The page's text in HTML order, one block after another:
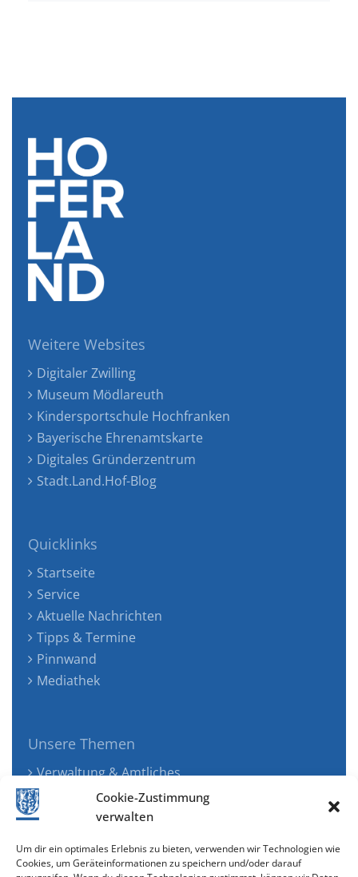
Cookie-Zustimmung
verwalten
Um dir ein optimales Erlebnis zu bieten, verwenden wir Technologien wie
Cookies, um Geräteinformationen zu speichern und/oder darauf
Weitere Websites
Digitaler Zwilling
Museum Mödlareuth
Kindersportschule Hochfranken
Bayerische Ehrenamtskarte
Digitales Gründerzentrum
Stadt.Land.Hof-Blog
Quicklinks
Startseite
Service
Aktuelle Nachrichten
Tipps & Termine
Pinnwand
Mediathek
Unsere Themen
Verwaltung & Amtliches
Jugend, Familie & Gesundheit
Tourismus, Freizeit & Ökologie
Wirtschaft & Verkehr